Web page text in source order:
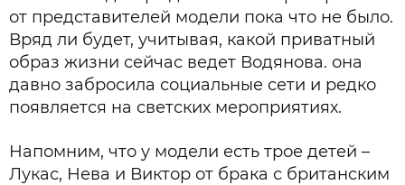
от представителей модели пока что не было.
Вряд ли будет, учитывая, какой приватный
образ жизни сейчас ведет Водянова. она
давно забросила социальные сети и редко
появляется на светских мероприятиях.
Напомним, что у модели есть трое детей –
Лукас, Нева и Виктор от брака с британским